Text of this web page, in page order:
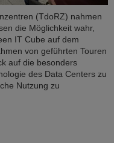
(TdoRZ) nahmen
die Möglichkeit wahr,
IT Cube auf dem
von geführten Touren
auf die besonders
des Data Centers zu
Nutzung zu